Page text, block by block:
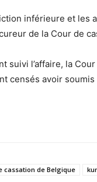
inférieure et les
de la Cour de
suivi l’affaire, la
censés avoir
cassation de Belgique